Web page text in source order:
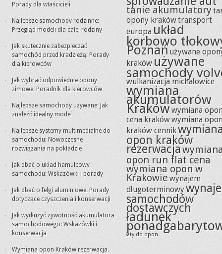
Porady dla właścicieli
Najlepsze samochody rodzinne:
Przegląd modeli dla całej rodziny
Jak skutecznie zabezpieczać
samochód przed kradzieżą: Porady
dla kierowców
Jak wybrać odpowiednie opony
zimowe: Poradnik dla kierowców
Najlepsze samochody używane: Jak
znaleźć idealny model
Najlepsze systemy multimedialne do
samochodu: Nowoczesne
rozwiązania na pokładzie
Jak dbać o układ hamulcowy
samochodu: Wskazówki i porady
Jak dbać o felgi aluminiowe: Porady
dotyczące czyszczenia i konserwacji
Jak wydłużyć żywotność akumulatora
samochodowego: Wskazówki i
konserwacja
Wymiana opon Kraków rezerwacja.
tanie akumulatory
opony krakówtransport
europa układ
korbowo
Poznań używane
kraków używane
samochody
wulkanizacja michałowice
wymiana
akumulatorów
Krakówwymiana
cena krakówwymiana
kraków cennik
opon kraków
rezerwacja
opon run flat cena
wymiana opon w
Krakowiewynajem
długoterminowy
samochodów
dostawczych
ładunek
łaty do opon